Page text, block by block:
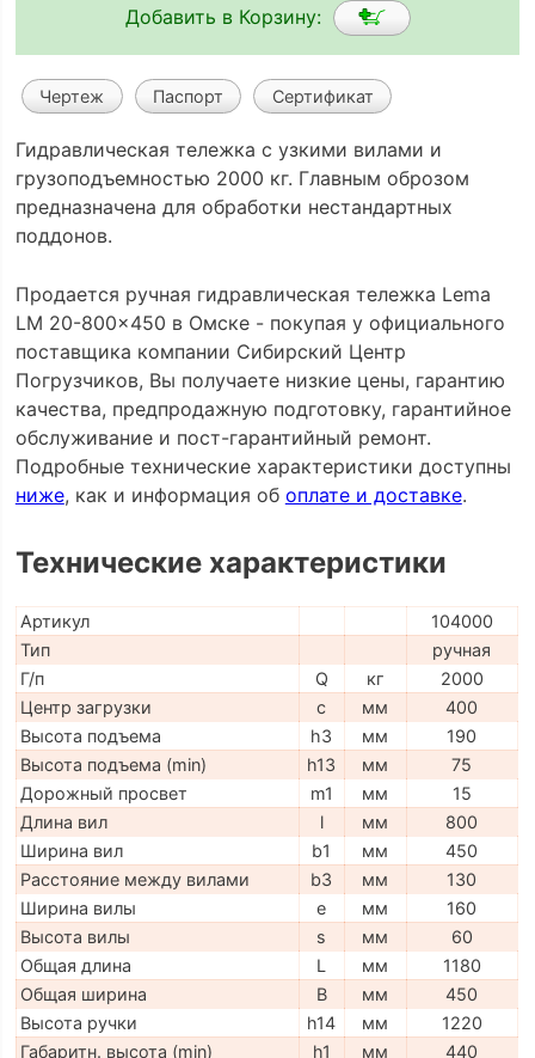
Добавить в Корзину:
Чертеж Паспорт Сертификат
Гидравлическая тележка с узкими вилами и
грузоподъемностью 2000 кг. Главным оброзом
предназначена для обработки нестандартных
поддонов.
Продается ручная гидравлическая тележка Lema
LM 20-800x450 в Омске - покупая у официального
поставщика компании Сибирский Центр
Погрузчиков, Вы получаете низкие цены, гарантию
качества, предпродажную подготовку, гарантийное
обслуживание и пост-гарантийный ремонт.
Подробные технические характеристики доступны
ниже, как и информация об оплате и доставке.
Технические характеристики
Артикул
104000
Тип
ручная
Г/п
Q кг
2000
Центр загрузки
c мм
400
Высота подъема
h3 мм
190
Высота подъема (min)
h13 мм
75
Дорожный просвет
m1 мм
15
Длина вил
l мм
800
Ширина вил
b1 мм
450
Расстояние между вилами
b3 мм
130
Ширина вилы
e мм
160
Высота вилы
s мм
60
Общая длина
L мм
1180
Общая ширина
B мм
450
Высота ручки
h14 мм
1220
Габаритн. высота (min)
h1 мм
440